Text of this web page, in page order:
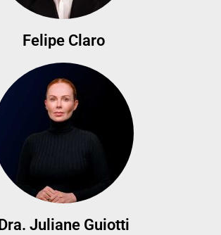
Felipe Claro
Dra. Juliane Guiotti